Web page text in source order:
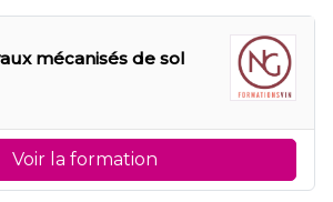
mécanisés de sol
Voir la formation